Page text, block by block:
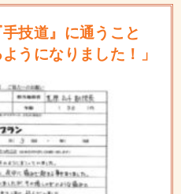
技道』に通うこと
うになりました！」